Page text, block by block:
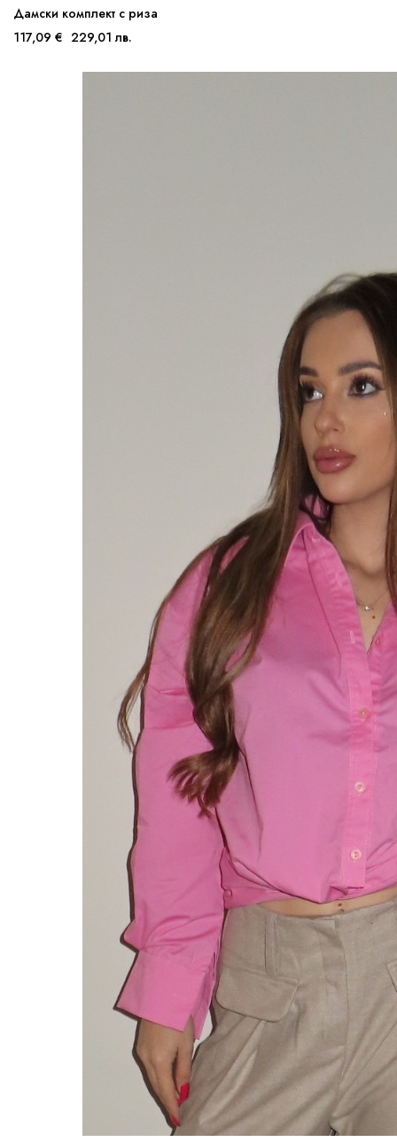
Дамски комплект с риза
117,09 € 229,01 лв.